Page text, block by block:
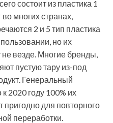
состоит из пластика 1
многих странах,
2 и 5 тип пластика
но их
везде. Многие бренды,
пустую тару из-под
Генеральный
к 2020 году 100% их
пригодно для повторного
переработки.